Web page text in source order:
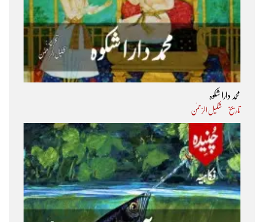
محمد دارا شکوہ
تاریخ شکیل الرّحمٰن